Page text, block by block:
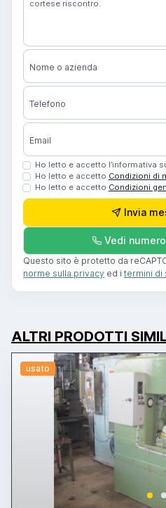
Nome o azienda
Telefono
Email
Ho letto e accetto l’informativa
Ho letto e accetto Condizioni di
Ho letto e accetto Condizioni
Invia
Vedi
Questo sito è protetto da
norme sulla privacy ed i termini di
ALTRI PRODOTTI
usato